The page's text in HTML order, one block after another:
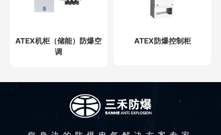
ATEX机柜（储能）防爆空
调
ATEX防爆控制柜